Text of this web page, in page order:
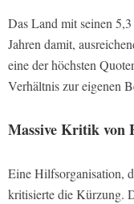
Das Land mit seinen
Jahren damit,
eine der höchsten
Verhältnis zur eigenen
Massive Kritik von
Eine Hilfsorganisation,
kritisierte die Kürzung.